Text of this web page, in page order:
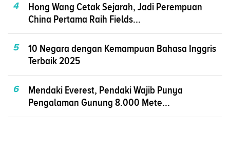
4
Hong Wang Cetak Sejarah, Jadi Perempuan
China Pertama Raih Fields...
5
10 Negara dengan Kemampuan Bahasa Inggris
Terbaik 2025
6
Mendaki Everest, Pendaki Wajib Punya
Pengalaman Gunung 8.000 Mete...